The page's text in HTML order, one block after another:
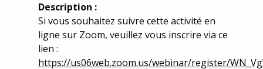
Description :
Si vous souhaitez suivre cette activité en
ligne sur Zoom, veuillez vous inscrire via ce
lien :
https://us06web.zoom.us/webinar/register/